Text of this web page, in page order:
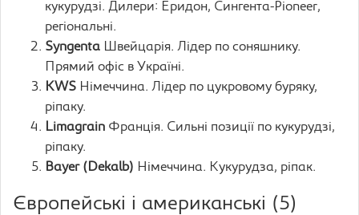
кукурудзі. Дилери: Еридон, Сингента-Pioneer,
регіональні.
Syngenta Швейцарія. Лідер по соняшнику.
Прямий офіс в Україні.
KWS Німеччина. Лідер по цукровому буряку,
ріпаку.
Limagrain Франція. Сильні позиції по кукурудзі,
ріпаку.
Bayer (Dekalb) Німеччина. Кукурудза, ріпак.
Європейські і американські (5)